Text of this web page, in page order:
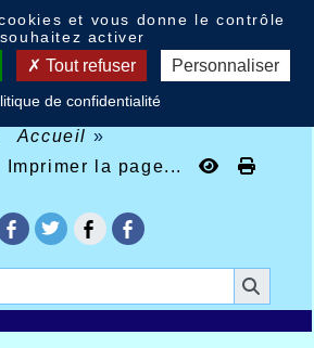
Accueil »
Imprimer la page...
et vous donne le contrôle
activer
Tout refuser Personnaliser
de confidentialité